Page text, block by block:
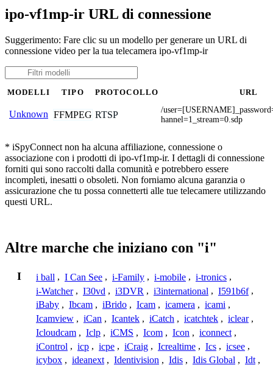
ipo-vf1mp-ir URL di connessione
Suggerimento: Fare clic su un modello per generare un URL di
connessione video per la tua telecamera ipo-vf1mp-ir
MODELLI TIPO PROTOCOLLO URL
Unknown FFMPEG RTSP
/
hannel=1_stream=0.sdp
* iSpyConnect non ha alcuna affiliazione, connessione o
associazione con i prodotti di ipo-vf1mp-ir. I dettagli di connessione
forniti qui sono raccolti dalla comunità e potrebbero essere
incompleti, inesatti o obsoleti. Non forniamo alcuna garanzia o
assicurazione che tu possa connetterti alle tue telecamere utilizzando
questi URL.
Altre marche che iniziano con "i"
I i ball , I Can See , i-Family , i-mobile , i-tronics ,
i-Watcher , I30vd , i3DVR , i3international , I591b6f ,
iBaby , Ibcam , iBrido , Icam , icamera , icami ,
Icamview , iCan , Icantek , iCatch , icatchtek , iclear ,
Icloudcam , Iclp , iCMS , Icom , Icon , iconnect ,
iControl , icp , icpe , iCraig , Icrealtime , Ics , icsee ,
icybox , ideanext , Identivision , Idis , Idis Global , Idt ,